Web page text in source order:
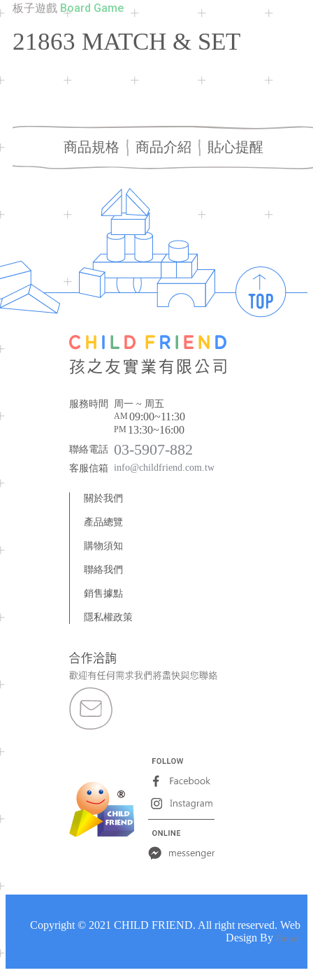
板子遊戲 Board Game
21863 MATCH & SET
商品規格 商品介紹 貼心提醒
服務時間 周一 ~ 周五
AM 09:00~11:30
PM 13:30~16:00
聯絡電話 03-5907-882
客服信箱 info@childfriend.com.tw
關於我們
產品總覽
木製玩具
嬰兒玩具
年齡 0 ~ 18 個月
年齡 18 ~ 36 個月
年齡 3 歲以上
委託生產
優惠專區
優惠專區
購物須知
聯絡我們
銷售據點
隱私權政策
Copyright © 2021 CHILD FRIEND. All right reserved. Web
Design By Finpo.